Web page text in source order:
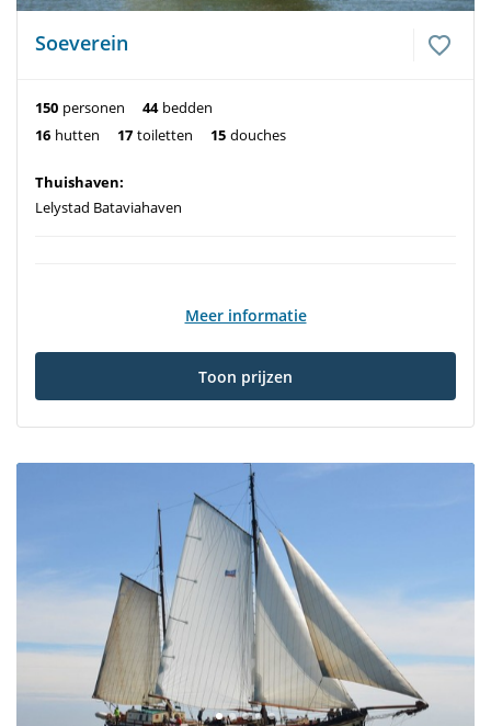
Soeverein
150 personen 44 bedden
16 hutten 17 toiletten 15 douches
Thuishaven:
Lelystad Bataviahaven
Meer informatie
Toon prijzen